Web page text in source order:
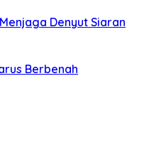
Denyut Siaran
Berbenah